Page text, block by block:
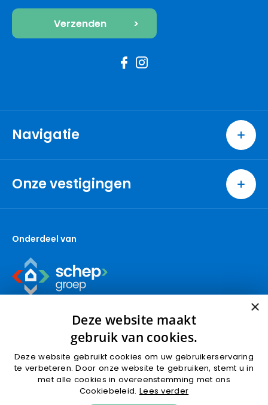
Navigatie
Home
Bedrijven
Nieuwbouw
Contact
Onze vestigingen
Ridderkerk
Capelle aan den IJssel
Den Haag
Gouda (wonen)
Gouda (bedrijven)
Pijnacker
Rotterdam
Onderdeel van
Algemene voorwaarden
Privacyverklaring
Cookies
×
Deze website maakt
gebruik van cookies.
Deze website gebruikt cookies om uw gebruikerservaring
te verbeteren. Door onze website te gebruiken, stemt u in
met alle cookies in overeenstemming met ons
Cookiebeleid. Lees verder